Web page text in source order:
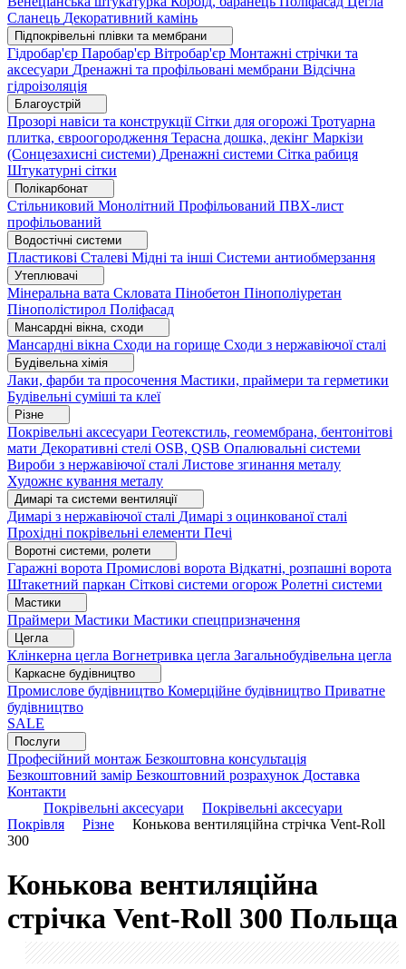
Сланець Декоративний камінь
Підпокрівельні плівки та мембрани
Гідробар'єр Паробар'єр Вітробар'єр Монтажні стрічки та
аксесуари Дренажні та профільовані мембрани Відсічна
гідроізоляція
Благоустрій
Прозорі навіси та конструкціїСітки для огорожі Тротуарна
плитка, євроогородження Терасна дошка, декінг Маркізи
(Сонцезахисні системи) Дренажні системи Сітка рабиця
Штукатурні сітки
Полікарбонат
Стільниковий Монолітний Профільований ПВХ-лист
профільований
Водостічні системи
Пластикові Сталеві Мідні та інші Системи антиобмерзання
Утеплювачі
Мінеральна вата Скловата Пінобетон Пінополіуретан
Пінополістирол Поліфасад
Мансардні вікна, сходи
Мансардні вікна Сходи на горище Сходи з нержавіючої сталі
Будівельна хімія
Лаки, фарби та просочення Мастики, праймери та герметики
Будівельні суміші та клеї
Різне
Покрівельні аксесуари Геотекстиль, геомембрана, бентонітові
мати Декоративні стелі OSB, QSB Опалювальні системи
Вироби з нержавіючої сталі Листове згинання металу
Художнє кування металу
Димарі та системи вентиляції
Димарі з нержавіючої сталі Димарі з оцинкованої сталі
Прохідні покрівельні елементи Печі
Воротні системи, ролети
Гаражні ворота Промислові ворота Відкатні, розпашні ворота
Штакетний паркан Сіткові системи огорож Ролетні системи
Мастики
Праймери Мастики Мастики спецпризначення
Цегла
Клінкерна цегла Вогнетривка цегла Загальнобудівельна цегла
Каркасне будівництво
Промислове будівництво Комерційне будівництво Приватне
будівництво
SALE
Послуги
Професійний монтаж Безкоштовна консультація
Безкоштовний замір Безкоштовний розрахунок Доставка
Контакти
Покрівельні аксесуари
Покрівельні аксесуари
Покрівля
Різне
Конькова вентиляційна стрічка Vent-Roll
300
Конькова вентиляційна
стрічка Vent-Roll 300 Польща